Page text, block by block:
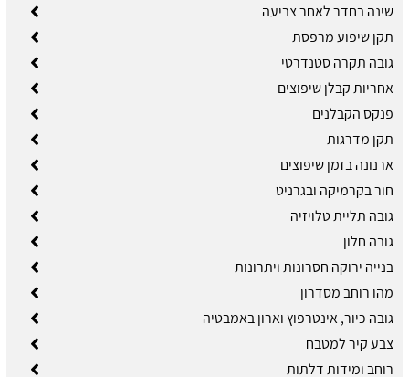
שינה בחדר לאחר צביעה
תקן שיפוע מרפסת
גובה תקרה סטנדרטי
אחריות קבלן שיפוצים
פנקס הקבלנים
תקן מדרגות
ארנונה בזמן שיפוצים
חור בקרמיקה ובגרניט
גובה תליית טלויזיה
גובה חלון
בנייה ירוקה חסרונות ויתרונות
מהו רוחב מסדרון
גובה כיור, אינטרפוץ וארון באמבטיה
צבע קיר למטבח
רוחב ומידות דלתות